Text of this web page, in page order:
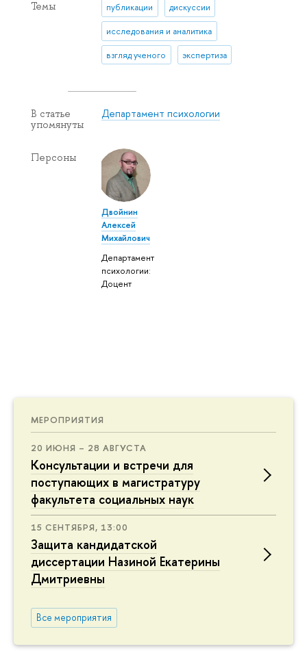
МЕРОПРИЯТИЯ
20 ИЮНЯ – 28 АВГУСТА
Консультации и встречи для
поступающих в магистратуру
факультета социальных наук
15 СЕНТЯБРЯ, 13:00
Защита кандидатской
диссертации Назиной Екатерины
Дмитриевны
Все мероприятия
Темы публикации дискуссии
исследования и аналитика
взгляд ученого экспертиза
В статье
упомянуты
Департамент психологии
Персоны
Двойнин
Алексей
Михайлович
Департамент
психологии:
Доцент